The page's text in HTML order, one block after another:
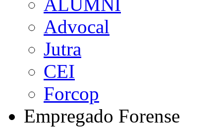
Advocal
Jutra
CEI
Forcop
Empregado Forense